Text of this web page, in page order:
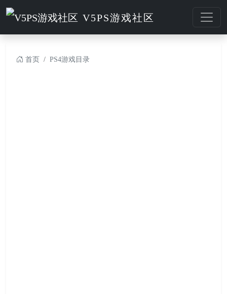
V5PS游戏社区
首页 PS4游戏目录